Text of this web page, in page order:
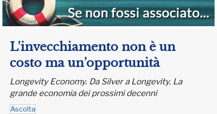
L’invecchiamento non è un
costo ma un’opportunità
Longevity Economy. Da Silver a Longevity. La
grande economia dei prossimi decenni
Ascolta